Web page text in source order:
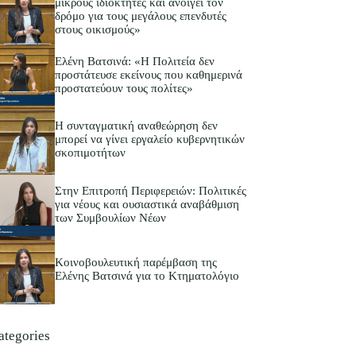
μικρούς ιδιοκτήτες και ανοίγει τον
δρόμο για τους μεγάλους επενδυτές
στους οικισμούς»
Ελένη Βατσινά: «Η Πολιτεία δεν
προστάτευσε εκείνους που καθημερινά
προστατεύουν τους πολίτες»
Η συνταγματική αναθεώρηση δεν
μπορεί να γίνει εργαλείο κυβερνητικών
σκοπιμοτήτων
Στην Επιτροπή Περιφερειών: Πολιτικές
για νέους και ουσιαστικά αναβάθμιση
των Συμβουλίων Νέων
Κοινοβουλευτική παρέμβαση της
Ελένης Βατσινά για το Κτηματολόγιο